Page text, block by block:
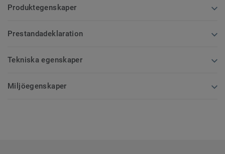
Produktegenskaper
Prestandadeklaration
Tekniska egenskaper
Miljöegenskaper